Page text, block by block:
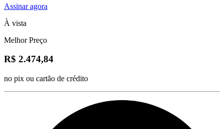
Assinar agora
À vista
Melhor Preço
R$ 2.474,84
no pix ou cartão de crédito